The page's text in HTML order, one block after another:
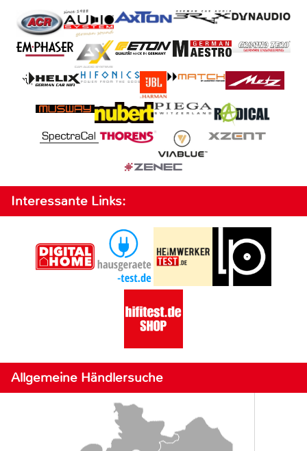
Interessante Links:
Allgemeine Händlersuche